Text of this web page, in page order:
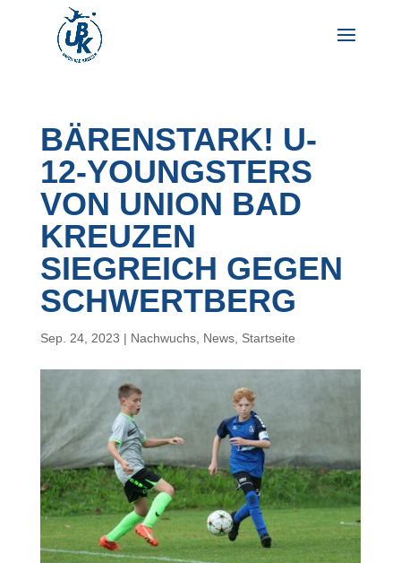
BÄRENSTARK! U-
12-YOUNGSTERS
VON UNION BAD
KREUZEN
SIEGREICH GEGEN
SCHWERTBERG
Sep. 24, 2023 | Nachwuchs, News, Startseite